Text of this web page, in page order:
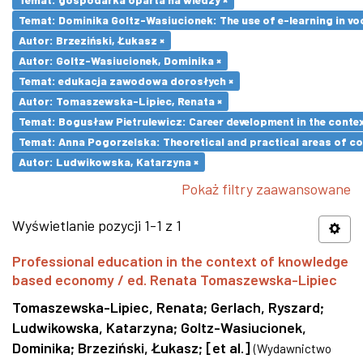
Temat: Dominika Goltz-Wasiucionek: The use of e-learning in
Autor: Brzeziński, Łukasz ×
Autor: Goltz-Wasiucionek, Dominika ×
Temat: edukacja zawodowa dorosłych ×
Autor: Tomaszewska-Lipiec, Renata ×
Temat: Bogusław Pietrulewicz: Career development in the
Temat: Anna Pogorzelska: Theoretical and practical areas of
Autor: Ludwikowska, Katarzyna ×
Pokaż filtry zaawansowane
Wyświetlanie pozycji 1-1 z 1
Professional education in the context of knowledge
based economy / ed. Renata Tomaszewska-Lipiec
Tomaszewska-Lipiec, Renata; Gerlach, Ryszard;
Ludwikowska, Katarzyna; Goltz-Wasiucionek,
Dominika; Brzeziński, Łukasz; [et al.] (Wydawnictwo